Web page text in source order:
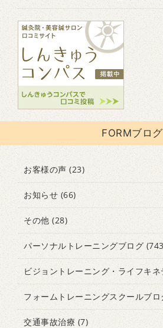
FORMブログ
お客様の声 (23)
お知らせ (66)
その他 (28)
パーソナルトレーニングブログ
ビジョントレーニング・ライフキ
フォームトレーニングスクールブロ
交通事故治療 (7)